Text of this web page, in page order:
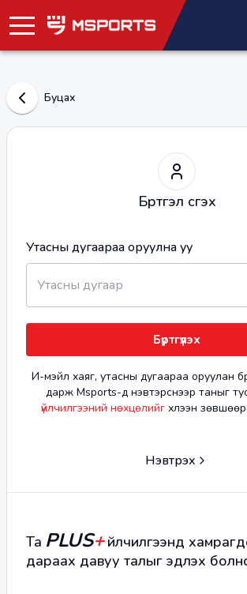
Буцах
Бүртгэл үүсгэх
Утасны дугаараа оруулна уу
Бүртгүүлэх
И-мэйл хаяг, утасны дугаараа оруулан
дарж Msports-д нэвтэрснээр таныг
үйлчилгээний нөхцөлийгхүлээн
Нэвтрэх
Та PLUS+ үйлчилгээнд
дараах давуу талыг эдлэх